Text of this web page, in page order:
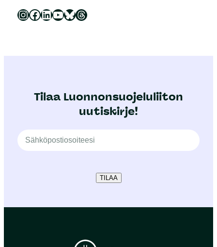
Luonnonsuojeluliitto Instagramissa Luonnonsuojeluliitto Facebookissa Luonnonsuojeluliitto LinkedInissä Luonnonsuojeluliiton YouTube-kanava Luonnonsuojeluliitto Blueskyssa Luonnonsuojeluliitto Threadsissa
Tilaa Luonnonsuojeluliiton
uutiskirje!
TILAA